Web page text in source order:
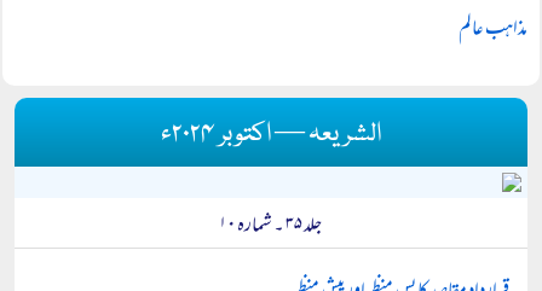
مذاہب عالم
الشریعہ — اکتوبر ۲۰۲۴ء
جلد ۳۵ ۔ شمارہ ۱۰